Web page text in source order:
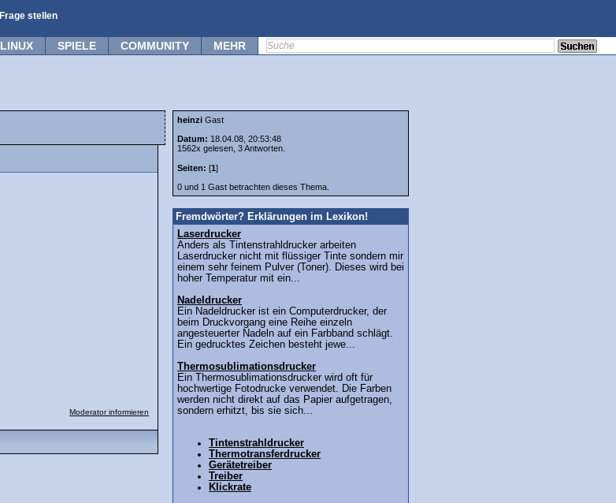
Frage stellen
LINUX SPIELE COMMUNITY MEHR
Moderator informieren
heinzi Gast
Datum: 18.04.08, 20:53:48
1562x gelesen, 3 Antworten.
Seiten: [1]
0 und 1 Gast betrachten dieses Thema.
Fremdwörter? Erklärungen im Lexikon!
Laserdrucker
Anders als Tintenstrahldrucker arbeiten
Laserdrucker nicht mit flüssiger Tinte sondern mir
einem sehr feinem Pulver (Toner). Dieses wird bei
hoher Temperatur mit ein...
Nadeldrucker
Ein Nadeldrucker ist ein Computerdrucker, der
beim Druckvorgang eine Reihe einzeln
angesteuerter Nadeln auf ein Farbband schlägt.
Ein gedrucktes Zeichen besteht jewe...
Thermosublimationsdrucker
Ein Thermosublimationsdrucker wird oft für
hochwertige Fotodrucke verwendet. Die Farben
werden nicht direkt auf das Papier aufgetragen,
sondern erhitzt, bis sie sich...
Tintenstrahldrucker
Thermotransferdrucker
Gerätetreiber
Treiber
Klickrate